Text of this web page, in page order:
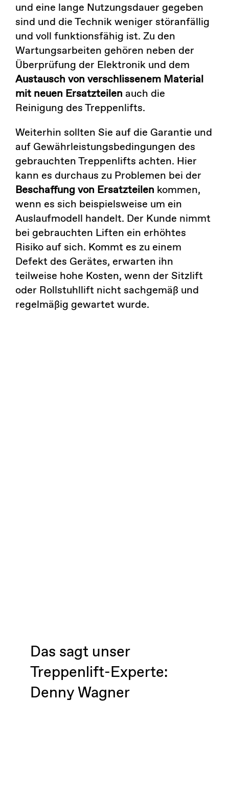
und eine lange Nutzungsdauer gegeben
sind und die Technik weniger störanfällig
und voll funktionsfähig ist. Zu den
Wartungsarbeiten gehören neben der
Überprüfung der Elektronik und dem
Austausch von verschlissenem Material
mit neuen Ersatzteilen auch die
Reinigung des Treppenlifts.
Weiterhin sollten Sie auf die Garantie und
auf Gewährleistungsbedingungen des
gebrauchten Treppenlifts achten. Hier
kann es durchaus zu Problemen bei der
Beschaffung von Ersatzteilen kommen,
wenn es sich beispielsweise um ein
Auslaufmodell handelt. Der Kunde nimmt
bei gebrauchten Liften ein erhöhtes
Risiko auf sich. Kommt es zu einem
Defekt des Gerätes, erwarten ihn
teilweise hohe Kosten, wenn der Sitzlift
oder Rollstuhllift nicht sachgemäß und
regelmäßig gewartet wurde.
Das sagt unser
Treppenlift-Experte:
Denny Wagner